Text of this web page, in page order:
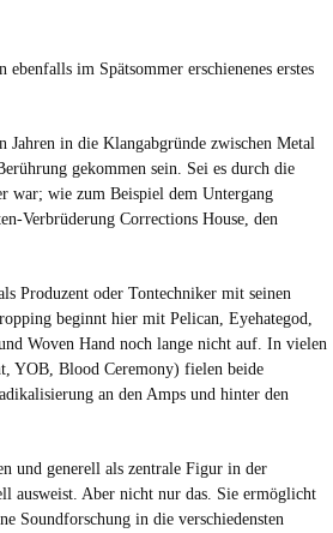
im Spätsommer erschienenes erstes
Jahren in die Klangabgründe zwischen Metal
gekommen sein. Sei es durch die
war; wie zum Beispiel dem Untergang
Verbrüderung Corrections House, den
Produzent oder Tontechniker mit seinen
beginnt hier mit Pelican, Eyehategod,
Woven Hand noch lange nicht auf. In vielen
YOB, Blood Ceremony) fielen beide
an den Amps und hinter den
und generell als zentrale Figur in der
ausweist. Aber nicht nur das. Sie ermöglicht
Soundforschung in die verschiedensten